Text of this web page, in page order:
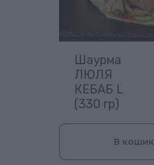
Шаурма
ЛЮЛЯ
КЕБАБ L
(330 гр)
В кошик